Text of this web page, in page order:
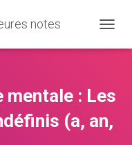
notes
U
R
F
mentale : Les
(a, an,